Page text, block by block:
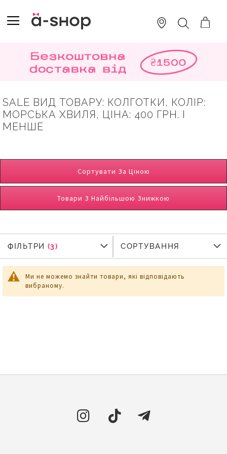
TO
CONTENT
ПОШУК
SALE ВИД ТОВАРУ: КОЛГОТКИ, КОЛІР:
МОРСЬКА ХВИЛЯ, ЦІНА: 400 ГРН. І
МЕНШЕ
Сортувати За Ціною
Товари З Найбільшою Знижкою
Ми не можемо знайти товари, які відповідають
вибраному.
ФІЛЬТРИ
ФІЛЬТРИ СОРТУВАННЯ